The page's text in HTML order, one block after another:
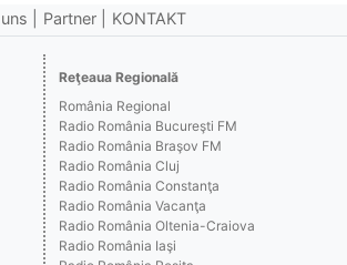
Partner KONTAKT
Reţeaua Regională
România Regional
Radio România Bucureşti FM
Radio România Braşov FM
Radio România Cluj
Radio România Constanţa
Radio România Vacanţa
Radio România Oltenia-Craiova
Radio România Iaşi